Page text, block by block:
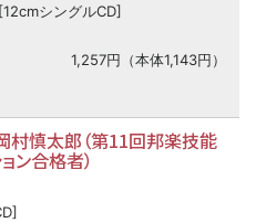
シングルCD]
1,257円（本体1,143円）
村慎太郎（第11回邦楽技能
ン合格者）